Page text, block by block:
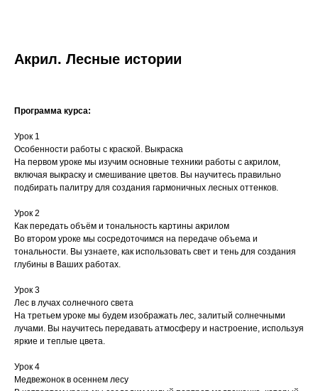
Акрил. Лесные истории
Программа курса:
Урок 1
Особенности работы с краской. Выкраска
На первом уроке мы изучим основные техники работы с акрилом,
включая выкраску и смешивание цветов. Вы научитесь правильно
подбирать палитру для создания гармоничных лесных оттенков.
Урок 2
Как передать объём и тональность картины акрилом
Во втором уроке мы сосредоточимся на передаче объема и
тональности. Вы узнаете, как использовать свет и тень для создания
глубины в Ваших работах.
Урок 3
Лес в лучах солнечного света
На третьем уроке мы будем изображать лес, залитый солнечными
лучами. Вы научитесь передавать атмосферу и настроение, используя
яркие и теплые цвета.
Урок 4
Медвежонок в осеннем лесу